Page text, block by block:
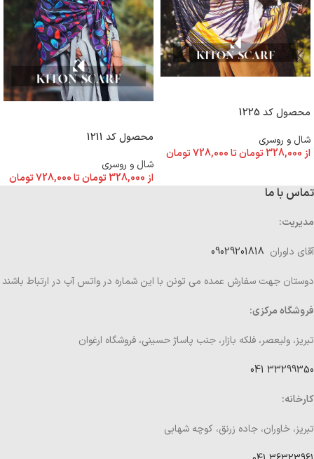
محصول کد 1225
شال و روسری
از 328,000تومانتا728,000تومان
محصول کد 1211
شال و روسری
از 328,000تومانتا728,000تومان
تماس با ما
مدیریت:
آقای داوران
دوستان جهت سفارش عمده می تونن با این شماره در واتس آپ در ارتباط باشند
فروشگاه مرکزی:
تبریز، ولیعصر، فلکه بازار، جنب پاساژ حسینی، فروشگاه ارغوان
33299350 041
کارخانه:
تبریز، خاوران، جاده زرنق، کوچه شهابی